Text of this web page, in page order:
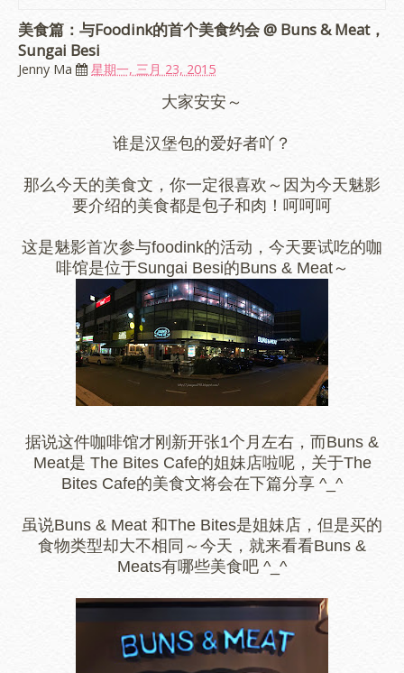
美食篇：与Foodink的首个美食约会 @ Buns & Meat，
Sungai Besi
Jenny Ma 星期一, 三月 23, 2015
大家安安～
谁是汉堡包的爱好者吖？
那么今天的美食文，你一定很喜欢～因为今天魅影
要介绍的美食都是包子和肉！呵呵呵
这是魅影首次参与foodink的活动，今天要试吃的咖
啡馆是位于Sungai Besi的Buns & Meat～
据说这件咖啡馆才刚新开张1个月左右，而Buns &
Meat是 The Bites Cafe的姐妹店啦呢，关于The
Bites Cafe的美食文将会在下篇分享 ^_^
虽说Buns & Meat 和The Bites是姐妹店，但是买的
食物类型却大不相同～今天，就来看看Buns &
Meats有哪些美食吧 ^_^